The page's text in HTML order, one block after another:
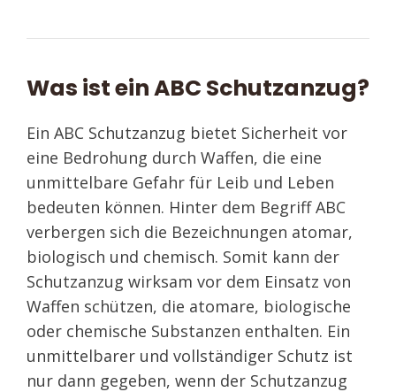
Was ist ein ABC Schutzanzug?
Ein ABC Schutzanzug bietet Sicherheit vor
eine Bedrohung durch Waffen, die eine
unmittelbare Gefahr für Leib und Leben
bedeuten können. Hinter dem Begriff ABC
verbergen sich die Bezeichnungen atomar,
biologisch und chemisch. Somit kann der
Schutzanzug wirksam vor dem Einsatz von
Waffen schützen, die atomare, biologische
oder chemische Substanzen enthalten. Ein
unmittelbarer und vollständiger Schutz ist
nur dann gegeben, wenn der Schutzanzug